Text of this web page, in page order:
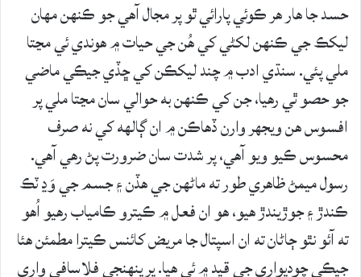
حسد جا هار هر ڪوئي پارائي ٿو پر مجال آهي جو ڪنهن مهان
ليکڪ جي ڪنهن لکڻي کي هُن جي حيات ۾ هوندي ئي مڃتا
ملي پئي. سنڌي ادب ۾ چند ليکڪن کي ڇڏي جيڪي ماضي
جو حصو ٿي رهيا، جن کي ڪنهن به حوالي سان مڃتا ملي پر
افسوس هن ويجهر وارن ڏهاڪن ۾ ان ڳالهه کي نه صرف
محسوس ڪيو ويو آهي، پر شدت سان ضرورت پڻ رهي آهي.
رسول ميمڻ ظاهري طور ته ماڻهن جي هڏن ۽ جسم جي وَڍ ٽڪ
ڪندڙ ۽ جوڙيندڙ هيو، هو ان فعل ۾ ڪيترو ڪامياب رهيو اُهو
ته آئو نٿو ڄاڻان ته ان اسپتال جا مريض کائنس ڪيترا مطمئن هئا
جيڪي چوديواري جي قيد ۾ ئي هيا. پر پنهنجي فلاسافي واري